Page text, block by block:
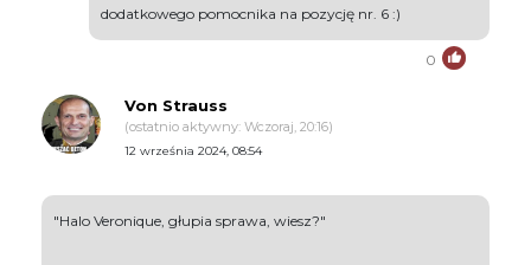
dodatkowego pomocnika na pozycję nr. 6 :)
0
Von Strauss
(ostatnio aktywny: Wczoraj, 20:16)
12 września 2024, 08:54
"Halo Veronique, głupia sprawa, wiesz?"